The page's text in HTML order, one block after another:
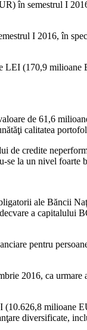
în semestrul I
I 2016, în
(170,9 milioane
de 61,6
calitatea
credite
la un nivel foarte
ale Băncii
a capitalului
pentru
2016, ca urmare
milioane
diversificate,